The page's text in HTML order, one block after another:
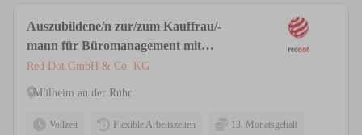
Auszubildene/n zur/zum Kauffrau/-
mann für Büromanagement mit
Schwerpunkt Logistik
Red Dot GmbH & Co. KG
Mülheim an der Ruhr
Vollzeit Flexible Arbeitszeiten 13. Monatsgehalt